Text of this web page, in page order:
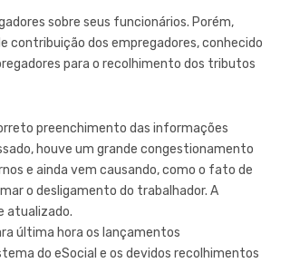
sobre seus funcionários. Porém,
contribuição dos empregadores, conhecido
para o recolhimento dos tributos
preenchimento das informações
houve um grande congestionamento
e ainda vem causando, como o fato de
o desligamento do trabalhador. A
atualizado.
última hora os lançamentos
do eSocial e os devidos recolhimentos